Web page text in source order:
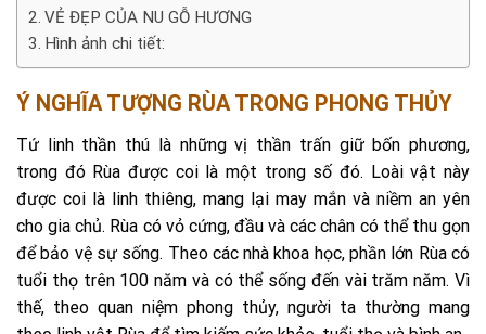
VẺ ĐẸP CỦA NU GỖ HƯƠNG
Hình ảnh chi tiết:
Ý NGHĨA TƯỢNG RÙA TRONG PHONG THỦY
Tứ linh thần thú là những vị thần trấn giữ bốn phương,
trong đó Rùa được coi là một trong số đó. Loài vật này
được coi là linh thiêng, mang lại may mắn và niềm an yên
cho gia chủ. Rùa có vỏ cứng, đầu và các chân có thể thu gọn
để bảo vệ sự sống. Theo các nhà khoa học, phần lớn Rùa có
tuổi thọ trên 100 năm và có thể sống đến vài trăm năm. Vì
thế, theo quan niệm phong thủy, người ta thường mang